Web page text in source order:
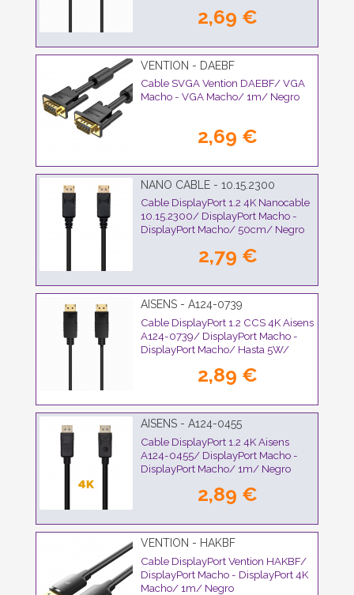
2,69 €
VENTION - DAEBF
Cable SVGA Vention DAEBF/ VGA
Macho - VGA Macho/ 1m/ Negro
2,69 €
NANO CABLE - 10.15.2300
Cable DisplayPort 1.2 4K Nanocable
10.15.2300/ DisplayPort Macho -
DisplayPort Macho/ 50cm/ Negro
2,79 €
AISENS - A124-0739
Cable DisplayPort 1.2 CCS 4K Aisens
A124-0739/ DisplayPort Macho -
DisplayPort Macho/ Hasta 5W/
2,89 €
AISENS - A124-0455
Cable DisplayPort 1.2 4K Aisens
A124-0455/ DisplayPort Macho -
DisplayPort Macho/ 1m/ Negro
2,89 €
VENTION - HAKBF
Cable DisplayPort Vention HAKBF/
DisplayPort Macho - DisplayPort 4K
Macho/ 1m/ Negro